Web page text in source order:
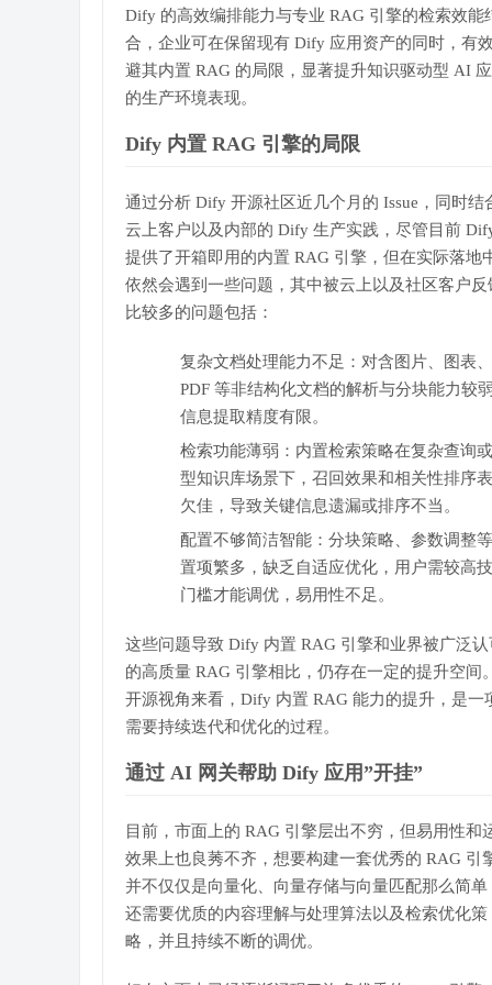
Dify 的高效编排能力与专业 RAG 引擎的检索效能
合，企业可在保留现有 Dify 应用资产的同时，有
避其内置 RAG 的局限，显著提升知识驱动型 AI
的生产环境表现。
Dify 内置 RAG 引擎的局限
通过分析 Dify 开源社区近几个月的 Issue，同时结
云上客户以及内部的 Dify 生产实践，尽管目前
提供了开箱即用的内置 RAG 引擎，但在实际落地
依然会遇到一些问题，其中被云上以及社区客户反
比较多的问题包括：
复杂文档处理能力不足：对含图片、图表、
PDF 等非结构化文档的解析与分块能力较弱
信息提取精度有限。
检索功能薄弱：内置检索策略在复杂查询
型知识库场景下，召回效果和相关性排序
欠佳，导致关键信息遗漏或排序不当。
配置不够简洁智能：分块策略、参数调整
置项繁多，缺乏自适应优化，用户需较高
门槛才能调优，易用性不足。
这些问题导致 Dify 内置 RAG 引擎和业界被广泛认
的高质量 RAG 引擎相比，仍存在一定的提升空间
开源视角来看，Dify 内置 RAG 能力的提升，是一
需要持续迭代和优化的过程。
通过 AI 网关帮助 Dify 应用”开挂”
目前，市面上的 RAG 引擎层出不穷，但易用性和
效果上也良莠不齐，想要构建一套优秀的 RAG 引
并不仅仅是向量化、向量存储与向量匹配那么简单
还需要优质的内容理解与处理算法以及检索优化策
略，并且持续不断的调优。